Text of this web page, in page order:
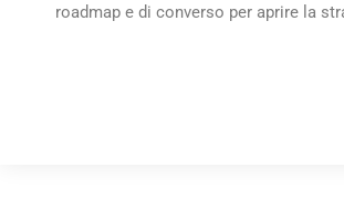
roadmap e di converso per aprire la